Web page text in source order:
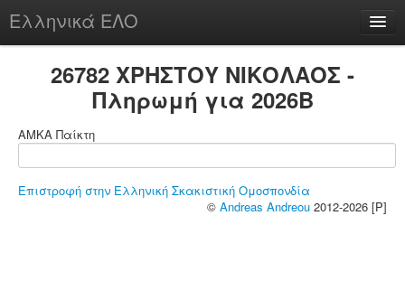
Ελληνικά ΕΛΟ
chesstu.be @ discord
26782 ΧΡΗΣΤΟΥ ΝΙΚΟΛΑΟΣ -
Πληρωμή για 2026B
ΑΜΚΑ Παίκτη
Επιστροφή στην Ελληνική Σκακιστική Ομοσπονδία
© Andreas Andreou 2012-2026 [P]